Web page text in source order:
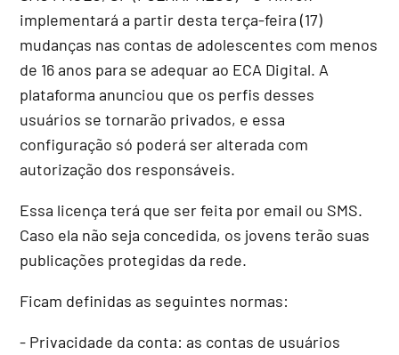
implementará a partir desta terça-feira (17)
mudanças nas contas de adolescentes com menos
de 16 anos para se adequar ao ECA Digital. A
plataforma anunciou que os perfis desses
usuários se tornarão privados, e essa
configuração só poderá ser alterada com
autorização dos responsáveis.
Essa licença terá que ser feita por email ou SMS.
Caso ela não seja concedida, os jovens terão suas
publicações protegidas da rede.
Ficam definidas as seguintes normas:
- Privacidade da conta: as contas de usuários